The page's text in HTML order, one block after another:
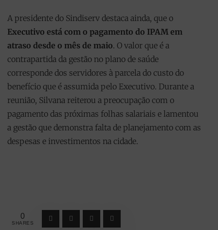
A presidente do Sindiserv destaca ainda, que o
Executivo está com o pagamento do IPAM em
atraso desde o mês de maio. O valor que é a
contrapartida da gestão no plano de saúde
corresponde dos servidores à parcela do custo do
benefício que é assumida pelo Executivo. Durante a
reunião, Silvana reiterou a preocupação com o
pagamento das próximas folhas salariais e lamentou
a gestão que demonstra falta de planejamento com as
despesas e investimentos na cidade.
0
SHARES